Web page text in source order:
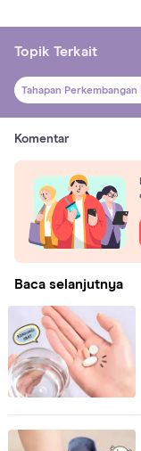
Topik Terkait
Tahapan Perkembangan
Komentar
Baca selanjutnya